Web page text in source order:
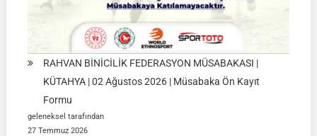
RAHVAN BİNİCİLİK FEDERASYON MÜSABAKASI |
KÜTAHYA | 02 Ağustos 2026 | Müsabaka Ön Kayıt
Formu
geleneksel tarafından
27 Temmuz 2026